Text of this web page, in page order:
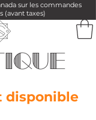
sur les commandes
(avant taxes)
disponible